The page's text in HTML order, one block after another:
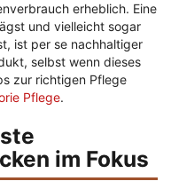
erheblich. Eine
und vielleicht sogar
ist per se nachhaltiger
selbst wenn dieses
zur richtigen Pflege
Pflege.
im Fokus